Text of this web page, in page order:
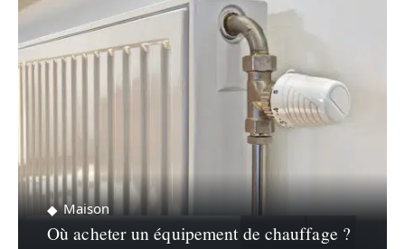
Maison
Où acheter un équipement de chauffage ?